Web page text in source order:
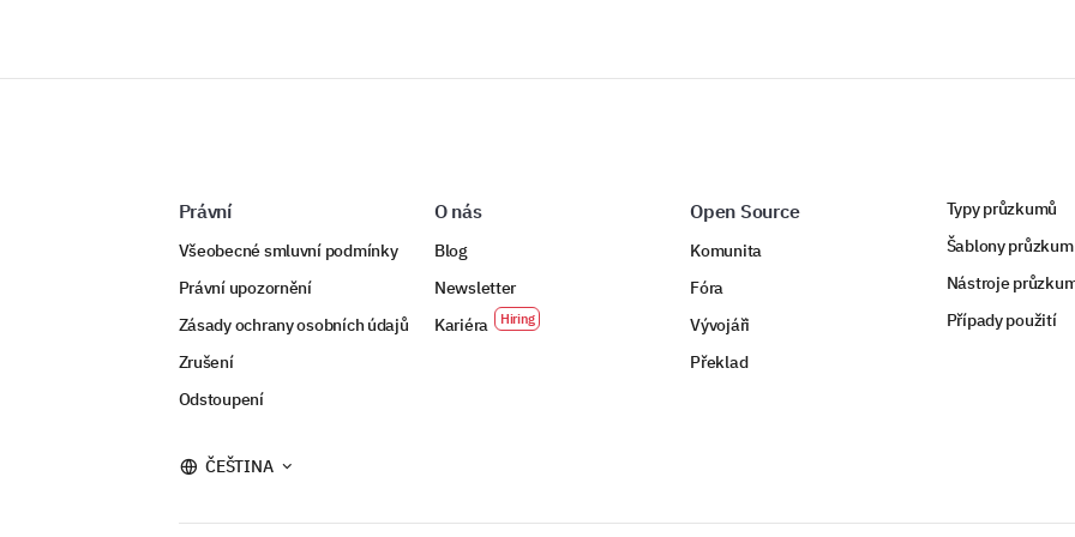
Právní
Všeobecné smluvní podmínky
Právní upozornění
Zásady ochrany osobních údajů
Zrušení
Odstoupení
O nás
Blog
Newsletter
Kariéra
Open Source
Komunita
Fóra
Vývojáři
Překlad
Typy průzkumů
Šablony
Nástroje
Případy použití
ČEŠTINA